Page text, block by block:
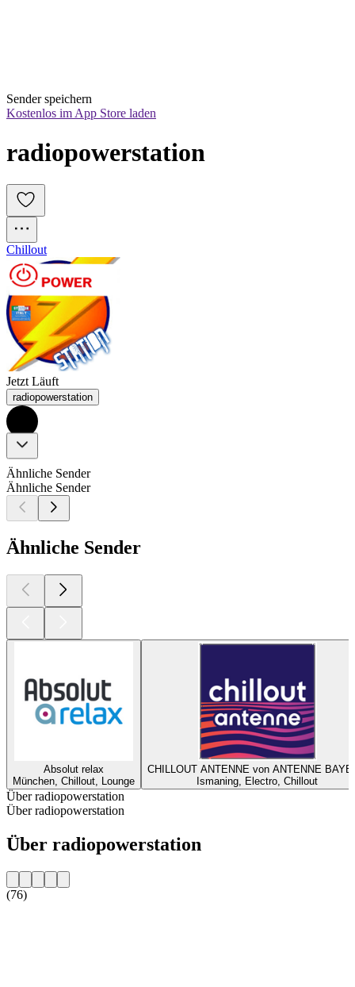
Sender speichern
Kostenlos im App Store laden
radiopowerstation
Chillout
Jetzt Läuft
radiopowerstation
Ähnliche Sender
Ähnliche Sender
Ähnliche Sender
Absolut relax
München, Chillout, Lounge
CHILLOUT ANTENNE von ANTENNE
Ismaning, Electro, Chillout
Über radiopowerstation
Über radiopowerstation
Über radiopowerstation
(76)